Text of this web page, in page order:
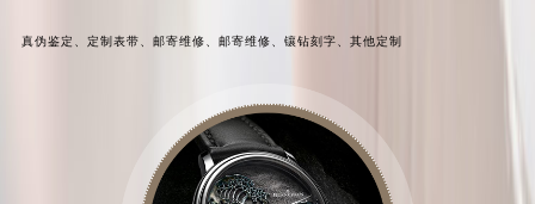
真伪鉴定、 定制表带、 邮寄维修、 邮寄维修、 镶钻刻字、 其他定制